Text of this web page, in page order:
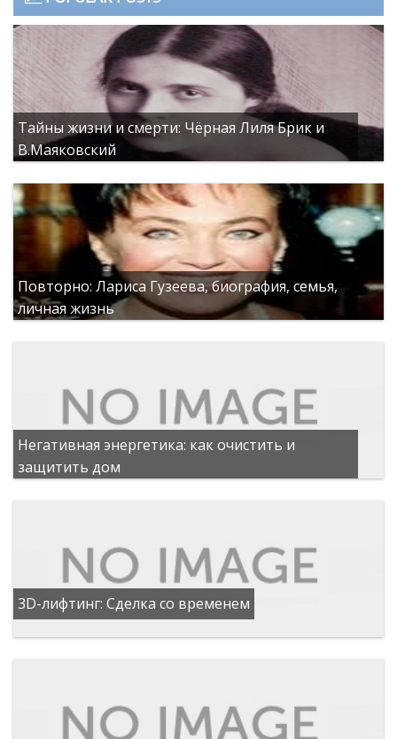
Тайны жизни и смерти: Чёрная Лиля Брик и
В.Маяковский
Повторно: Лариса Гузеева, биография, семья,
личная жизнь
Негативная энергетика: как очистить и
защитить дом
3D-лифтинг: Сделка со временем